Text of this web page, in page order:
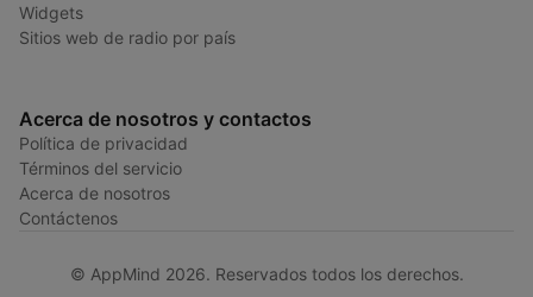
Widgets
Sitios web de radio por país
Acerca de nosotros y contactos
Política de privacidad
Términos del servicio
Acerca de nosotros
Contáctenos
© AppMind 2026. Reservados todos los derechos.